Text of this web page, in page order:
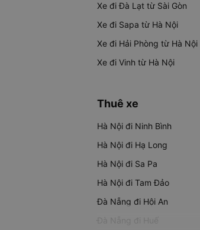
Xe đi Đà Lạt từ Sài Gòn
Xe đi Sapa từ Hà Nội
Xe đi Hải Phòng từ Hà Nội
Xe đi Vinh từ Hà Nội
Thuê xe
Hà Nội đi Ninh Bình
Hà Nội đi Hạ Long
Hà Nội đi Sa Pa
Hà Nội đi Tam Đảo
Đà Nẵng đi Hội An
Đà Nẵng đi Huế